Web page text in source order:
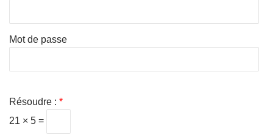
Mot de passe
Résoudre : *
21 × 5 =